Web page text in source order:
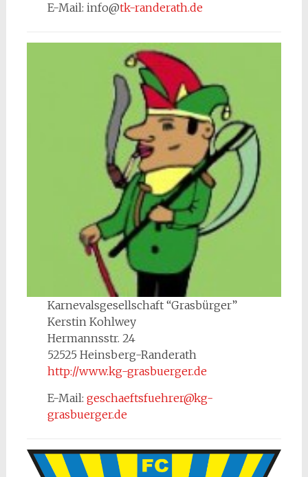
E-Mail: info@tk-randerath.de
Karnevalsgesellschaft “Grasbürger”
Kerstin Kohlwey
Hermannsstr. 24
52525 Heinsberg-Randerath
http://www.kg-grasbuerger.de
E-Mail: geschaeftsfuehrer@kg-
grasbuerger.de